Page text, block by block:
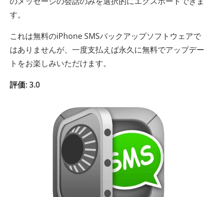
す。
これは無料のiPhone SMSバックアップソフトウェアで
はありませんが、一度支払えば永久に無料でアップデー
トをお楽しみいただけます。
評価: 3.0